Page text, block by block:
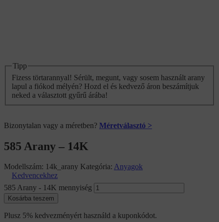
Tipp
Fizess törtarannyal! Sérült, megunt, vagy sosem használt arany
lapul a fiókod mélyén? Hozd el és kedvező áron beszámítjuk
neked a választott gyűrű árába!
Bizonytalan vagy a méretben? Méretválasztó >
585 Arany – 14K
Modellszám: 14k_arany Kategória: Anyagok
Kedvencekhez
585 Arany - 14K mennyiség
Kosárba teszem
Plusz 5% kedvezményért használd a kuponkódot.